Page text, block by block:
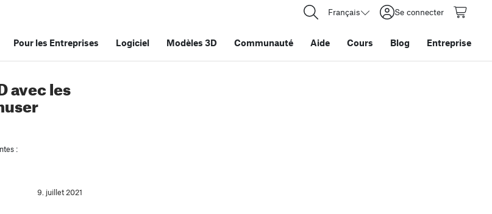
Français Se connecter
Pour les Entreprises Logiciel Modèles 3D Communauté Aide Cours Blog Entreprise
avec les
:
9. juillet 2021